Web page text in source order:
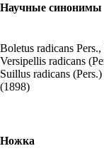
Научные синонимы
Boletus radicans
Versipellis radicans
Suillus radicans
(1898)
Ножка